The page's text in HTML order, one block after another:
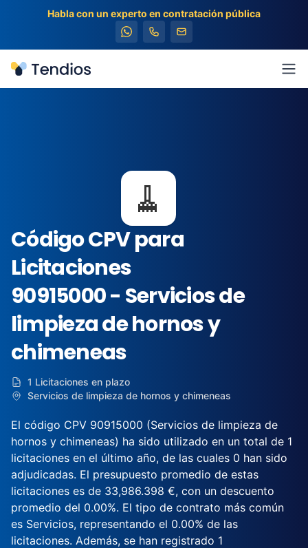
Habla con un experto en contratación pública
Tendios
🧹
Código CPV para
Licitaciones
90915000 - Servicios de
limpieza de hornos y
chimeneas
1 Licitaciones en plazo
Servicios de limpieza de hornos y chimeneas
El código CPV 90915000 (Servicios de limpieza de
hornos y chimeneas) ha sido utilizado en un total de 1
licitaciones en el último año, de las cuales 0 han sido
adjudicadas. El presupuesto promedio de estas
licitaciones es de 33,986.398 €, con un descuento
promedio del 0.00%. El tipo de contrato más común
es Servicios, representando el 0.00% de las
licitaciones. Además, se han registrado 1